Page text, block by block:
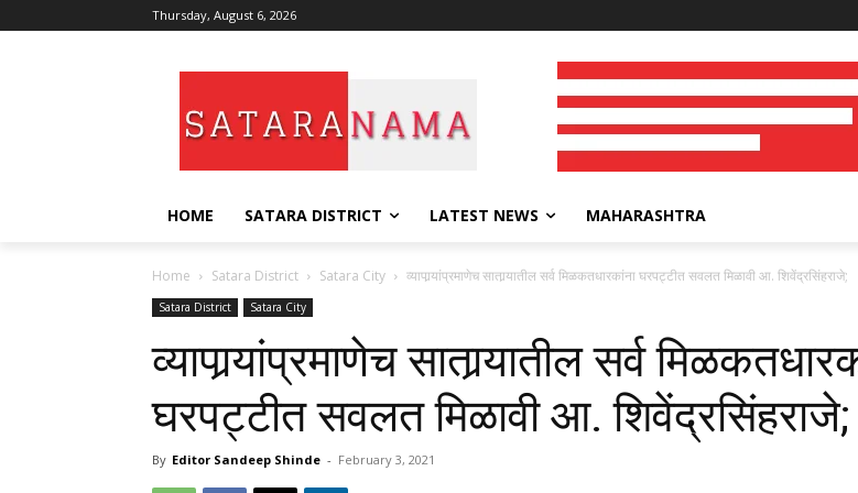
Thursday, August 6, 2026
HOME SATARA DISTRICT LATEST NEWS MAHARASHTRA
Home Satara District Satara City व्यापार्‍यांप्रमाणेच सातार्‍यातील सर्व मिळकतधारकांना घरपट्टीत सवलत मिळावी आ. शिवेंद्रसिंहराजे;
Satara District Satara City
व्यापार्‍यांप्रमाणेच सातार्‍यातील सर्व
घरपट्टीत सवलत मिळावी आ. शिवेंद्रसिंहराजे;
By Editor Sandeep Shinde - February 3, 2021